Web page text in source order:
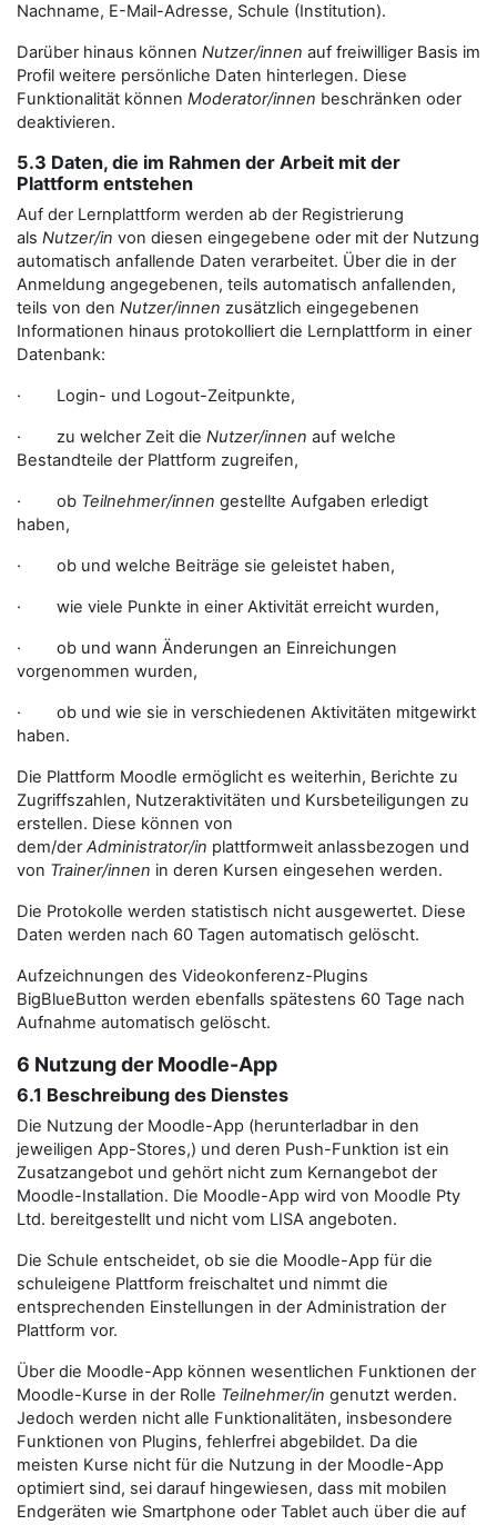
Nachname, E-Mail-Adresse, Schule (Institution).
Darüber hinaus können Nutzer/innen auf freiwilliger Basis im
Profil weitere persönliche Daten hinterlegen. Diese
Funktionalität können Moderator/innen beschränken oder
deaktivieren.
5.3 Daten, die im Rahmen der Arbeit mit der
Plattform entstehen
Auf der Lernplattform werden ab der Registrierung
als Nutzer/in von diesen eingegebene oder mit der Nutzung
automatisch anfallende Daten verarbeitet. Über die in der
Anmeldung angegebenen, teils automatisch anfallenden,
teils von den Nutzer/innen zusätzlich eingegebenen
Informationen hinaus protokolliert die Lernplattform in einer
Datenbank:
· Login- und Logout-Zeitpunkte,
· zu welcher Zeit die Nutzer/innen auf welche
Bestandteile der Plattform zugreifen,
· ob Teilnehmer/innen gestellte Aufgaben erledigt
haben,
· ob und welche Beiträge sie geleistet haben,
· wie viele Punkte in einer Aktivität erreicht wurden,
· ob und wann Änderungen an Einreichungen
vorgenommen wurden,
· ob und wie sie in verschiedenen Aktivitäten mitgewirkt
haben.
Die Plattform Moodle ermöglicht es weiterhin, Berichte zu
Zugriffszahlen, Nutzeraktivitäten und Kursbeteiligungen zu
erstellen. Diese können von
dem/derAdministrator/in plattformweit anlassbezogen und
von Trainer/innen in deren Kursen eingesehen werden.
Die Protokolle werden statistisch nicht ausgewertet. Diese
Daten werden nach 60 Tagen automatisch gelöscht.
Aufzeichnungen des Videokonferenz-Plugins
BigBlueButton werden ebenfalls spätestens 60 Tage nach
Aufnahme automatisch gelöscht.
6 Nutzung der Moodle-App
6.1 Beschreibung des Dienstes
Die Nutzung der Moodle-App (herunterladbar in den
jeweiligen App-Stores,) und deren Push-Funktion ist ein
Zusatzangebot und gehört nicht zum Kernangebot der
Moodle-Installation. Die Moodle-App wird von Moodle Pty
Ltd. bereitgestellt und nicht vom LISA angeboten.
Die Schule entscheidet, ob sie die Moodle-App für die
schuleigene Plattform freischaltet und nimmt die
entsprechenden Einstellungen in der Administration der
Plattform vor.
Über die Moodle-App können wesentlichen Funktionen der
Moodle-Kurse in der Rolle Teilnehmer/in genutzt werden.
Jedoch werden nicht alle Funktionalitäten, insbesondere
Funktionen von Plugins, fehlerfrei abgebildet. Da die
meisten Kurse nicht für die Nutzung in der Moodle-App
optimiert sind, sei darauf hingewiesen, dass mit mobilen
Endgeräten wie Smartphone oder Tablet auch über die auf